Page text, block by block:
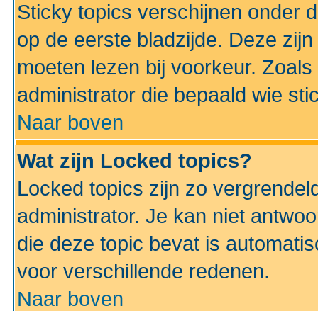
Sticky topics verschijnen onder
op de eerste bladzijde. Deze
moeten lezen bij voorkeur.
administrator die bepaald wie
Naar boven
Wat zijn Locked topics?
Locked topics zijn zo
administrator. Je kan niet
die deze topic bevat is
voor verschillende redenen.
Naar boven